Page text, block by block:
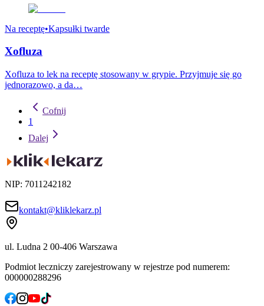
Na receptę•Kapsułki twarde
Xofluza
Xofluza to lek na receptę stosowany w grypie. Przyjmuje się go
jednorazowo, a da…
Cofnij
1
Dalej
NIP: 7011242182
kontakt@kliklekarz.pl
ul. Ludna 2 00-406 Warszawa
Podmiot leczniczy zarejestrowany w rejestrze pod numerem:
000000288296